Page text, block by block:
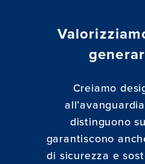
Creiamo
distinguono
garantiscono
di sicurezza e